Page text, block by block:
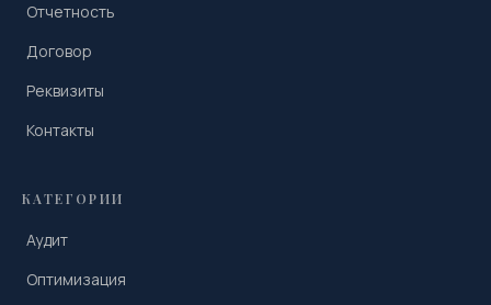
Отчетность
Договор
Реквизиты
Контакты
КАТЕГОРИИ
Аудит
Оптимизация